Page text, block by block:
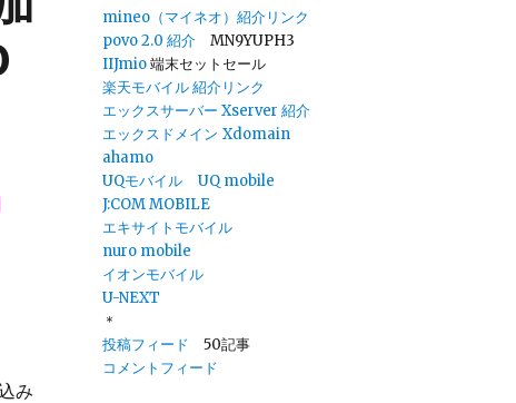
み
mineo（マイネオ）紹介リンク
povo 2.0 紹介 MN9YUPH3
IIJmio端末セットセール
楽天モバイル 紹介リンク
エックスサーバー Xserver 紹介
エックスドメイン Xdomain
ahamo
UQモバイル
UQ mobile
J:COM MOBILE
エキサイトモバイル
nuro mobile
イオンモバイル
U-NEXT
＊
投稿フィード 50記事
コメントフィード